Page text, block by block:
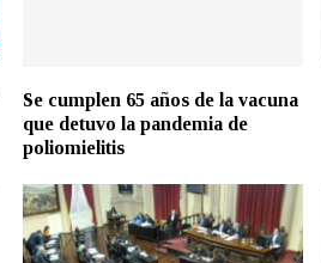
Se cumplen 65 años de la vacuna
que detuvo la pandemia de
poliomielitis